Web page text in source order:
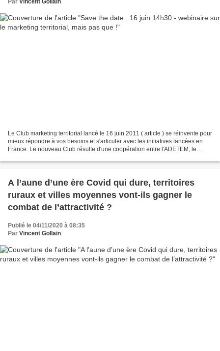
Par Vincent Gollain
Le Club marketing territorial lancé le 16 juin 2011 ( article ) se réinvente pour
mieux répondre à vos besoins et s'articuler avec les initiatives lancées en
France. Le nouveau Club résulte d'une coopération entre l'ADETEM, le
A l’aune d’une ère Covid qui dure, territoires
ruraux et villes moyennes vont-ils gagner le
combat de l’attractivité ?
Publié le 04/11/2020 à 08:35
Par Vincent Gollain